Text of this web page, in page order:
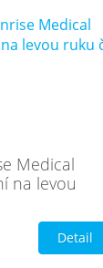
Medical
na levou
Detail